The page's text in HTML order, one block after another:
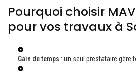
Pourquoi choisir
pour vos travaux à
Gain de temps : un seul prestataire gère